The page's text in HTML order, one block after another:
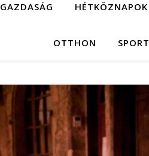
GAZDASÁG HÉTKÖZNAPOK
OTTHON SPORT